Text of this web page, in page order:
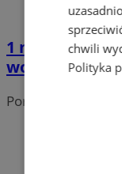
1 marca
Portal należy do
chwili
Polityka